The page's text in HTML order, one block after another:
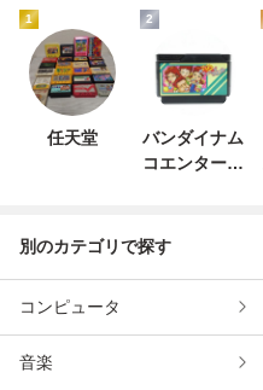
1
任天堂
2
バンダイナム
コエンターテ
別のカテゴリで探す
コンピュータ
音楽